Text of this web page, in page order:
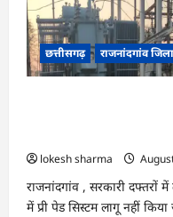
नहीं
बनाया
आवास
145
हितग्राहियों
से
होगी
छत्तीसगढ़ राजनांदगांव जिला
lokesh sharma
राजनांदगांव , सरकारी दफ्तरों में
में प्री पेड सिस्टम लागू नहीं